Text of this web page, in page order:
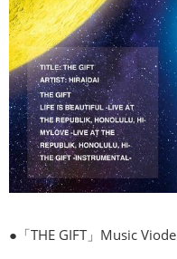
●「THE GIFT」Music Viode